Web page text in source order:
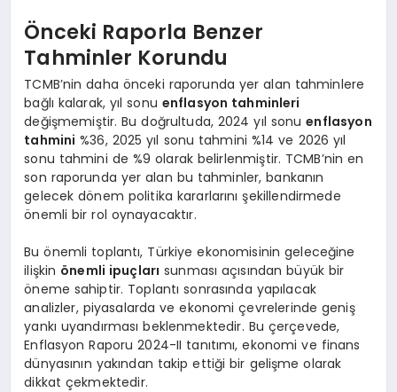
Önceki Raporla Benzer
Tahminler Korundu
TCMB’nin daha önceki raporunda yer alan tahminlere
bağlı kalarak, yıl sonu enflasyon tahminleri
değişmemiştir. Bu doğrultuda, 2024 yıl sonuenflasyon
tahmini %36, 2025 yıl sonu tahmini %14 ve 2026 yıl
sonu tahmini de %9 olarak belirlenmiştir. TCMB’nin en
son raporunda yer alan bu tahminler, bankanın
gelecek dönem politika kararlarını şekillendirmede
önemli bir rol oynayacaktır.
Bu önemli toplantı, Türkiye ekonomisinin geleceğine
ilişkin önemli ipuçları sunması açısından büyük bir
öneme sahiptir. Toplantı sonrasında yapılacak
analizler, piyasalarda ve ekonomi çevrelerinde geniş
yankı uyandırması beklenmektedir. Bu çerçevede,
Enflasyon Raporu 2024-II tanıtımı, ekonomi ve finans
dünyasının yakından takip ettiği bir gelişme olarak
dikkat çekmektedir.